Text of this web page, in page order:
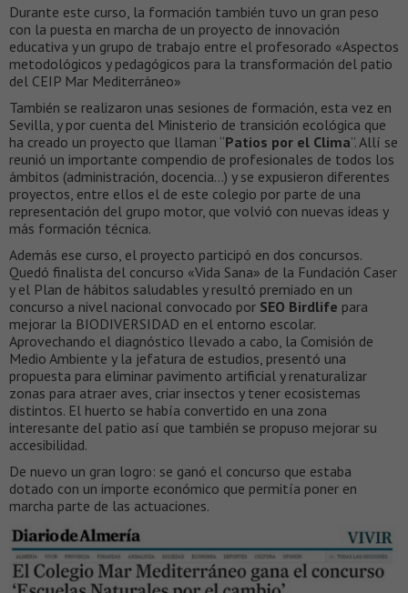
Durante este curso, la formación también tuvo un gran peso
con la puesta en marcha de un proyecto de innovación
educativa y un grupo de trabajo entre el profesorado «Aspectos
metodológicos y pedagógicos para la transformación del patio
del CEIP Mar Mediterráneo»
También se realizaron unas sesiones de formación, esta vez en
Sevilla, y por cuenta del Ministerio de transición ecológica que
ha creado un proyecto que llaman “Patios por el Clima”. Allí se
reunió un importante compendio de profesionales de todos los
ámbitos (administración, docencia…) y se expusieron diferentes
proyectos, entre ellos el de este colegio por parte de una
representación del grupo motor, que volvió con nuevas ideas y
más formación técnica.
Además ese curso, el proyecto participó en dos concursos.
Quedó finalista del concurso «Vida Sana» de la Fundación Caser
y el Plan de hábitos saludables y resultó premiado en un
concurso a nivel nacional convocado por SEO Birdlife para
mejorar la BIODIVERSIDAD en el entorno escolar.
Aprovechando el diagnóstico llevado a cabo, la Comisión de
Medio Ambiente y la jefatura de estudios, presentó una
propuesta para eliminar pavimento artificial y renaturalizar
zonas para atraer aves, criar insectos y tener ecosistemas
distintos. El huerto se había convertido en una zona
interesante del patio así que también se propuso mejorar su
accesibilidad.
De nuevo un gran logro: se ganó el concurso que estaba
dotado con un importe económico que permitía poner en
marcha parte de las actuaciones.